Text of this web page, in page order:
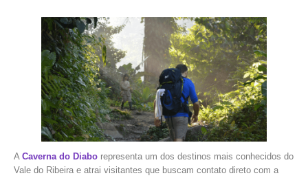
A Caverna do Diabo representa um dos destinos mais conhecidos do
Vale do Ribeira e atrai visitantes que buscam contato direto com a